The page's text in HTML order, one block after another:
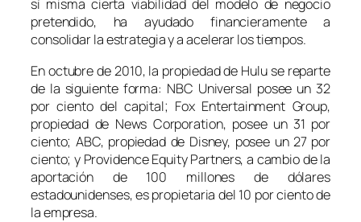
sí misma cierta viabilidad del modelo de negocio
pretendido, ha ayudado financieramente a
consolidar la estrategia y a acelerar los tiempos.
En octubre de 2010, la propiedad de Hulu se reparte
de la siguiente forma: NBC Universal posee un 32
por ciento del capital; Fox Entertainment Group,
propiedad de News Corporation, posee un 31 por
ciento; ABC, propiedad de Disney, posee un 27 por
ciento; y Providence Equity Partners, a cambio de la
aportación de 100 millones de dólares
estadounidenses, es propietaria del 10 por ciento de
la empresa.